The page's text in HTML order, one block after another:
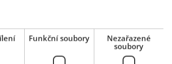
z různých
Tomáš Figuraz
Funkční soubory
Nezařazené
soubory